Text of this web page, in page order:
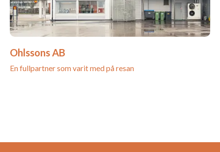
Ohlssons AB
En fullpartner som varit med på resan